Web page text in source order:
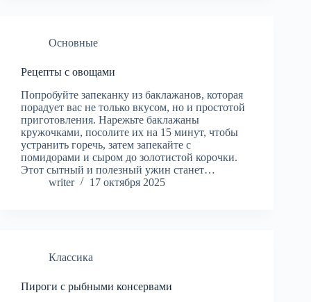
Основные
Рецепты с овощами
Попробуйте запеканку из баклажанов, которая
порадует вас не только вкусом, но и простотой
приготовления. Нарежьте баклажаны
кружочками, посолите их на 15 минут, чтобы
устранить горечь, затем запекайте с
помидорами и сыром до золотистой корочки.
Этот сытный и полезный ужин станет…
writer
17 октября 2025
Классика
Пироги с рыбными консервами